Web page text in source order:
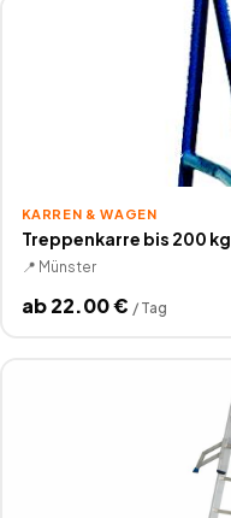
KARREN & WAGEN
Treppenkarre bis 200 kg
📍 Münster
ab22.00€ / Tag